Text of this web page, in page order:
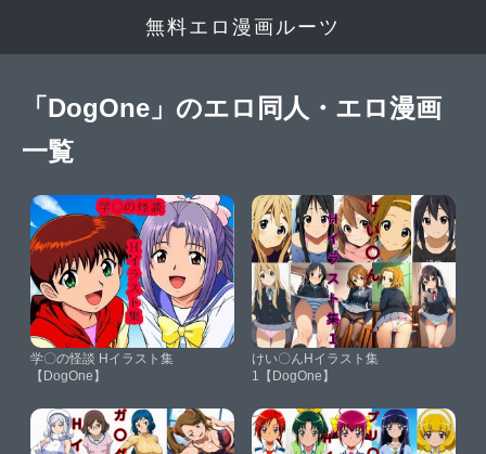
無料エロ漫画ルーツ
「DogOne」のエロ同人・エロ漫画
一覧
学〇の怪談 Hイラスト集
【DogOne】
けい〇んHイラスト集
1【DogOne】